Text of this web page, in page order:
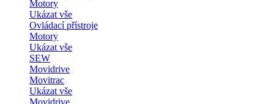
Motory
Ukázat vše
Ovládací přístroje
Motory
Ukázat vše
SEW
Movidrive
Movitrac
Ukázat vše
Movidrive